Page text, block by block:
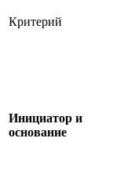
Критерий
Инициатор и
основание